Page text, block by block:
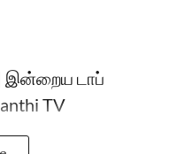
இன்றைய டாப்
TV